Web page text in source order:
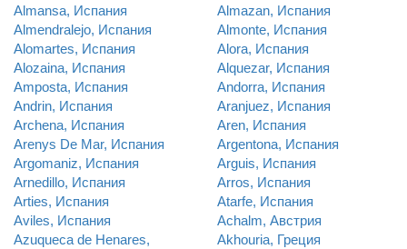
Almansa, Испания
Almazan, Испания
Almendralejo, Испания
Almonte, Испания
Alomartes, Испания
Alora, Испания
Alozaina, Испания
Alquezar, Испания
Amposta, Испания
Andorra, Испания
Andrin, Испания
Aranjuez, Испания
Archena, Испания
Aren, Испания
Arenys De Mar, Испания
Argentona, Испания
Argomaniz, Испания
Arguis, Испания
Arnedillo, Испания
Arros, Испания
Arties, Испания
Atarfe, Испания
Aviles, Испания
Achalm, Австрия
Azuqueca de Henares,
Akhouria, Греция